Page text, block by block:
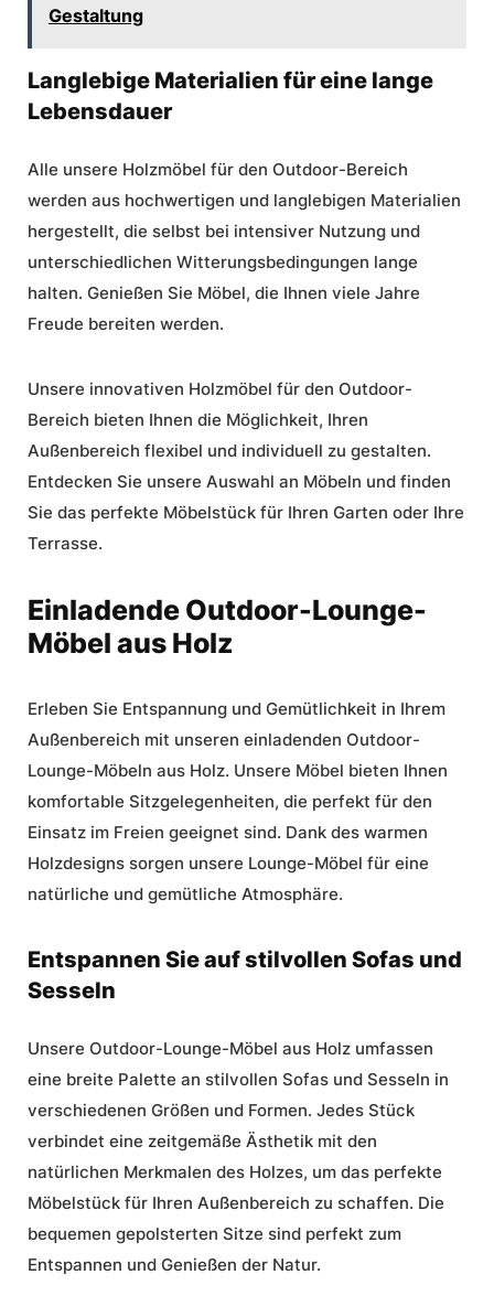
Gestaltung
Langlebige Materialien für eine lange
Lebensdauer
Alle unsere Holzmöbel für den Outdoor-Bereich
werden aus hochwertigen und langlebigen Materialien
hergestellt, die selbst bei intensiver Nutzung und
unterschiedlichen Witterungsbedingungen lange
halten. Genießen Sie Möbel, die Ihnen viele Jahre
Freude bereiten werden.
Unsere innovativen Holzmöbel für den Outdoor-
Bereich bieten Ihnen die Möglichkeit, Ihren
Außenbereich flexibel und individuell zu gestalten.
Entdecken Sie unsere Auswahl an Möbeln und finden
Sie das perfekte Möbelstück für Ihren Garten oder Ihre
Terrasse.
Einladende Outdoor-Lounge-
Möbel aus Holz
Erleben Sie Entspannung und Gemütlichkeit in Ihrem
Außenbereich mit unseren einladenden Outdoor-
Lounge-Möbeln aus Holz. Unsere Möbel bieten Ihnen
komfortable Sitzgelegenheiten, die perfekt für den
Einsatz im Freien geeignet sind. Dank des warmen
Holzdesigns sorgen unsere Lounge-Möbel für eine
natürliche und gemütliche Atmosphäre.
Entspannen Sie auf stilvollen Sofas und
Sesseln
Unsere Outdoor-Lounge-Möbel aus Holz umfassen
eine breite Palette an stilvollen Sofas und Sesseln in
verschiedenen Größen und Formen. Jedes Stück
verbindet eine zeitgemäße Ästhetik mit den
natürlichen Merkmalen des Holzes, um das perfekte
Möbelstück für Ihren Außenbereich zu schaffen. Die
bequemen gepolsterten Sitze sind perfekt zum
Entspannen und Genießen der Natur.